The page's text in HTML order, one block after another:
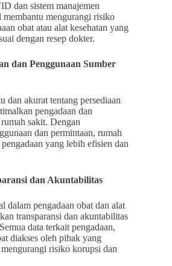
dan sistem manajemen
membantu mengurangi risiko
obat atau alat kesehatan yang
dengan resep dokter.
dan Penggunaan Sumber
dan akurat tentang persediaan
pengadaan dan
sakit. Dengan
dan permintaan, rumah
yang lebih efisien dan
dan Akuntabilitas
dalam pengadaan obat dan alat
transparansi dan akuntabilitas
data terkait pengadaan,
diakses oleh pihak yang
risiko korupsi dan